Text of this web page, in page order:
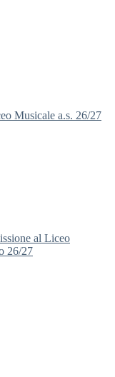
Musicale a.s. 26/27
al Liceo
26/27